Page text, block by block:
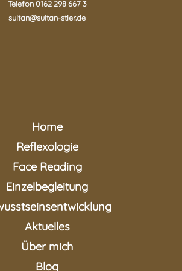
Telefon 0162 298 667 3
sultan@sultan-stier.de
Home
Reflexologie
Face Reading
Einzelbegleitung
Aktuelles
Über mich
Blog